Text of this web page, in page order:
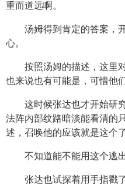
重而道远啊。
汤姆得到肯定的答案，
心。
按照汤姆的描述，这里
也来说也有可能是，可惜他
这时候张达也才开始
法阵内部纹路暗淡能看清的
述，召唤他的应该就是这个了
不知道能不能用这个逃
张达也试探着用手指戳